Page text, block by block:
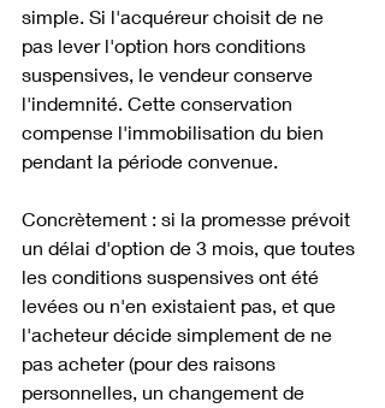
simple. Si l'acquéreur choisit de ne
pas lever l'option hors conditions
suspensives, le vendeur conserve
l'indemnité. Cette conservation
compense l'immobilisation du bien
pendant la période convenue.
Concrètement : si la promesse prévoit
un délai d'option de 3 mois, que toutes
les conditions suspensives ont été
levées ou n'en existaient pas, et que
l'acheteur décide simplement de ne
pas acheter (pour des raisons
personnelles, un changement de